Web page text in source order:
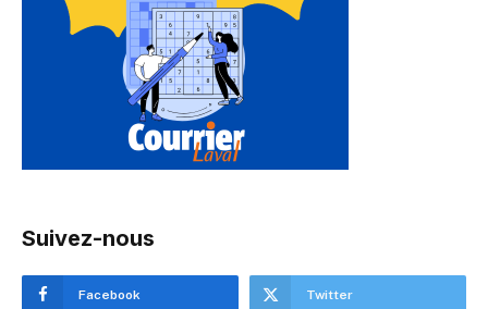
Suivez-nous
Facebook Twitter